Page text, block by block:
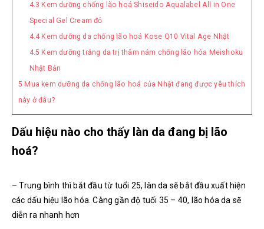
4.3 Kem dưỡng chống lão hoá Shiseido Aqualabel All in One
Special Gel Cream đỏ
4.4Kem dưỡng da chống lão hoá Kose Q10 Vital Age Nhật
4.5 Kem dưỡng trắng da trị thâm nám chống lão hóa Meishoku
Nhật Bản
5 Mua kem dưỡng da chống lão hoá của Nhật đang được yêu thích
này ở đâu?
Dấu hiệu nào cho thấy làn da đang bị lão
hoá?
– Trung bình thì bắt đầu từ tuổi 25, làn da sẽ bắt đầu xuất hiện
các dấu hiệu lão hóa. Càng gần độ tuổi 35 – 40, lão hóa da sẽ
diễn ra nhanh hơn